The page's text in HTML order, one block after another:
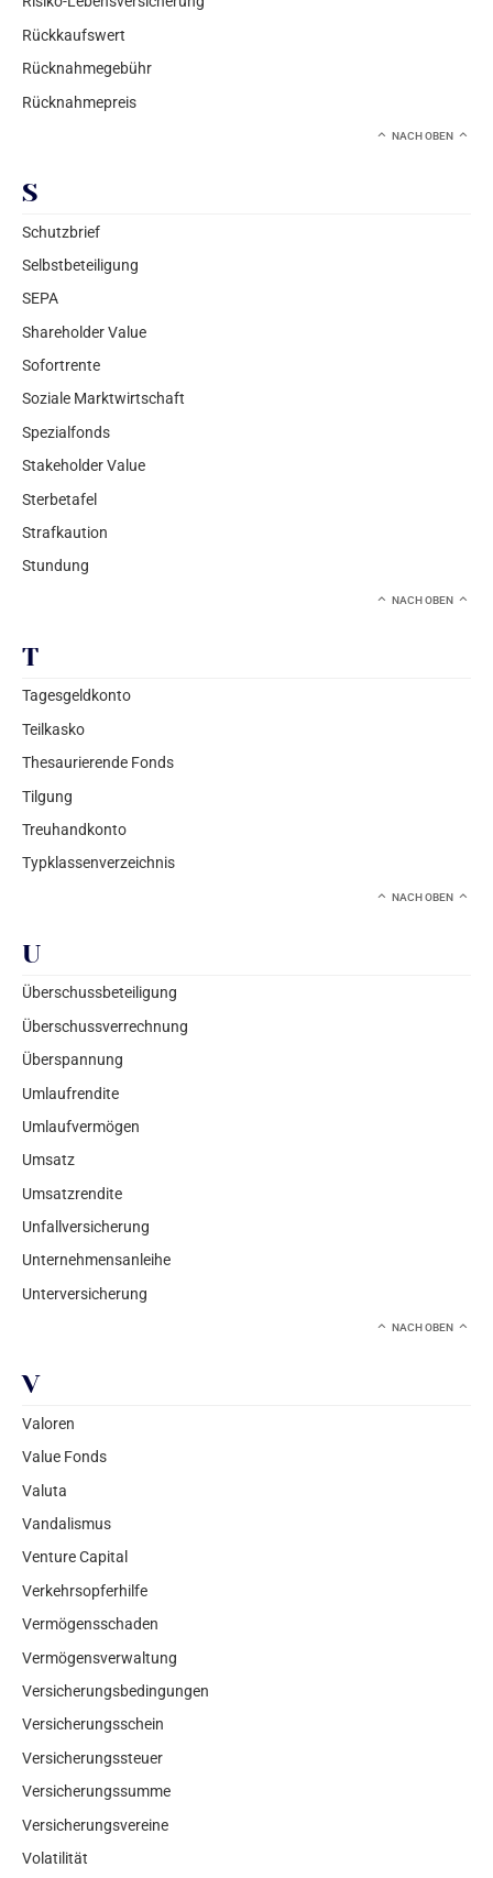
Rückkaufswert
Rücknahmegebühr
Rücknahmepreis
NACH OBEN
S
Schutzbrief
Selbstbeteiligung
SEPA
Shareholder Value
Sofortrente
Soziale Marktwirtschaft
Spezialfonds
Stakeholder Value
Sterbetafel
Strafkaution
Stundung
NACH OBEN
T
Tagesgeldkonto
Teilkasko
Thesaurierende Fonds
Tilgung
Treuhandkonto
Typklassenverzeichnis
NACH OBEN
U
Überschussbeteiligung
Überschussverrechnung
Überspannung
Umlaufrendite
Umlaufvermögen
Umsatz
Umsatzrendite
Unfallversicherung
Unternehmensanleihe
Unterversicherung
NACH OBEN
V
Valoren
Value Fonds
Valuta
Vandalismus
Venture Capital
Verkehrsopferhilfe
Vermögensschaden
Vermögensverwaltung
Versicherungsbedingungen
Versicherungsschein
Versicherungssteuer
Versicherungssumme
Versicherungsvereine
Volatilität